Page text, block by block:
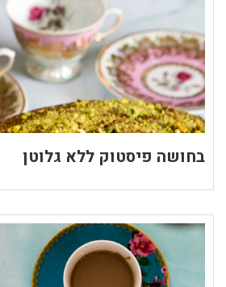
בחושה פיסטוק ללא גלוטן